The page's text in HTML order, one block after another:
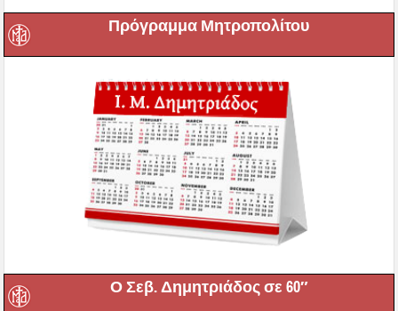
Πρόγραμμα Μητροπολίτου
Ο Σεβ. Δημητριάδος σε 60″